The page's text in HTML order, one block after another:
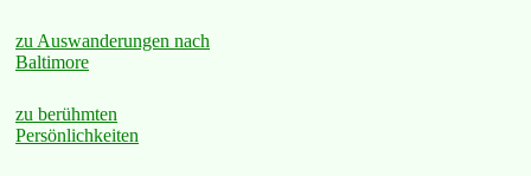
zu Auswanderungen nach
Baltimore
zu berühmten
Persönlichkeiten